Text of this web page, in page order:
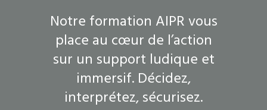
Notre formation AIPR vous
place au cœur de l’action
sur un support ludique et
immersif. Décidez,
interprétez, sécurisez.